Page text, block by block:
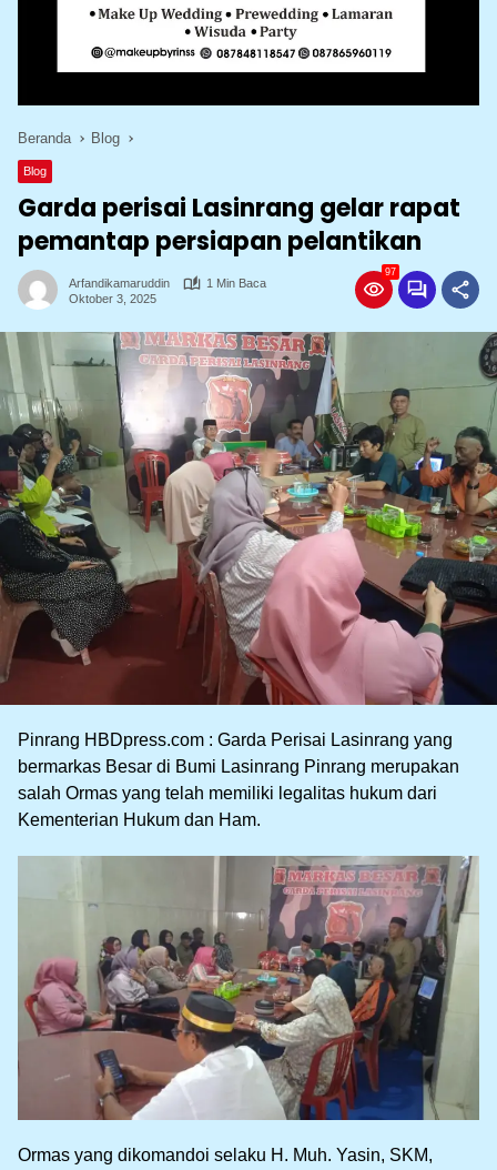
Beranda Blog
Blog
Garda perisai Lasinrang gelar rapat
pemantap persiapan pelantikan
Arfandikamaruddin
1 Min Baca
Oktober 3, 2025
97
Pinrang HBDpress.com : Garda Perisai Lasinrang yang
bermarkas Besar di Bumi Lasinrang Pinrang merupakan
salah Ormas yang telah memiliki legalitas hukum dari
Kementerian Hukum dan Ham.
Ormas yang dikomandoi selaku H. Muh. Yasin, SKM,